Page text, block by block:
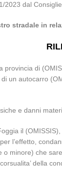
dal
stradale in
di
un autocarro
e danni
il
l’effetto,
minore) che
della